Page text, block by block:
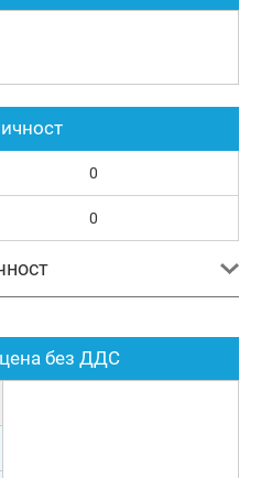
без ДДС
0
0